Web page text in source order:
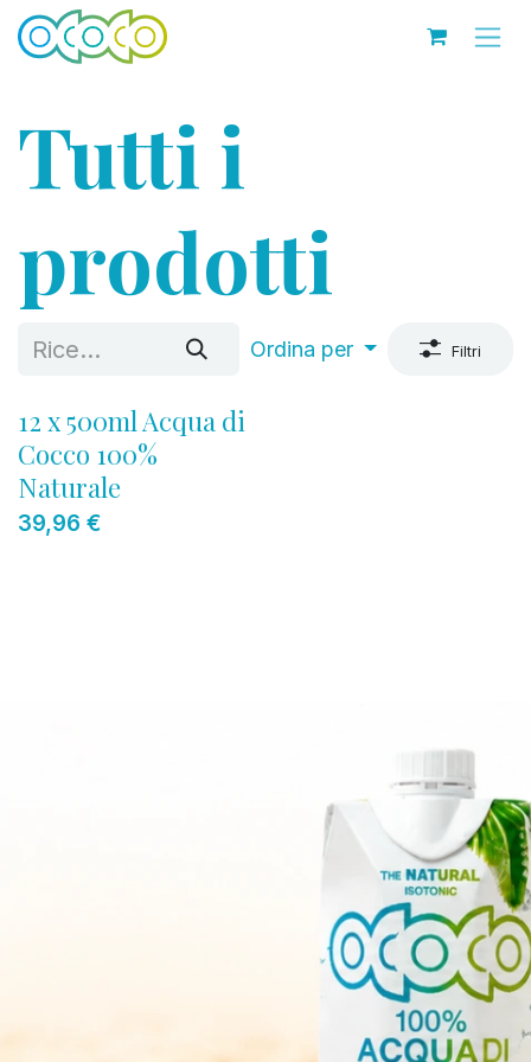
Passa al contenuto
Tutti i
prodotti
Ordina per Filtri
12 x 500ml Acqua di
Cocco 100%
Naturale
39,96 €